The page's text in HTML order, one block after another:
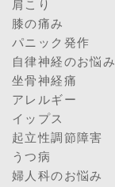
肩こり
膝の痛み
パニック発作
自律神経のお悩み
坐骨神経痛
アレルギー
イップス
起立性調節障害
うつ病
婦人科のお悩み